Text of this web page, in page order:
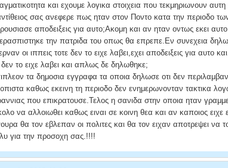
και εχουμε λογικα στοιχεια που τεκμηριωνουν
σας ανεφερε πως ηταν στον Ποντο κατα την περιοδο
αποδειξεις για αυτο;Ακομη και αν ηταν οντως εκει αυτο
την πατριδα του οπως θα επρεπε.Εν συνεχεια
οι ιππεις τοτε δεν το ειχε λαβει,εχει αποδειξεις για αυτο
δεν το ειχε λαβει και απλως δε δηλωθηκε;
τα δημοσια εγγραφα τα οποια δηλωσε οτι δεν
καθως εκεινη τη περιοδο δεν ενημερωνονταν τακτικα
που επικρατουσε.Τελος η σανιδα στην οποια ηταν
να αλλοιωθει καθως ειναι σε κοινη θεα και αν καποιος ειχε
θα τον εβλεπαν οι πολιτες και θα τον ειχαν αποτρεψει να
για την προσοχη σας.!!!!